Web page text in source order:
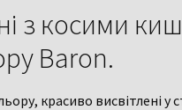
з косими
Baron.
красиво висвітлені у